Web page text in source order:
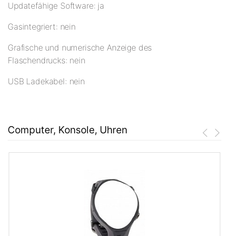
Updatefähige Software: ja
Gasintegriert: nein
Grafische und numerische Anzeige des
Flaschendrucks: nein
USB Ladekabel: nein
Computer, Konsole, Uhren